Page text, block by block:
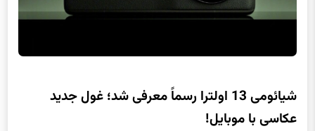
شیائومی 13 اولترا رسماً معرفی شد؛ غول جدید
عکاسی با موبایل!